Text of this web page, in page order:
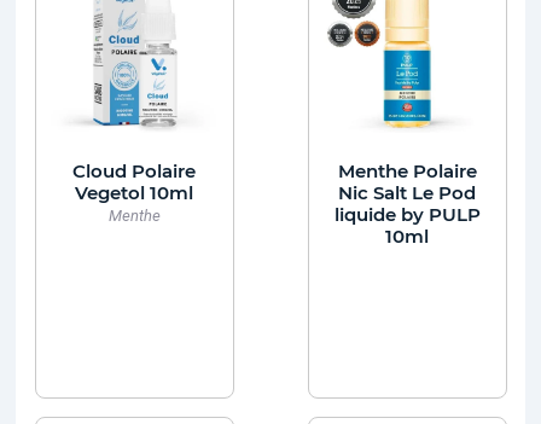
Cloud Polaire
Vegetol 10ml
Menthe
Menthe Polaire
Nic Salt Le Pod
liquide by PULP
10ml